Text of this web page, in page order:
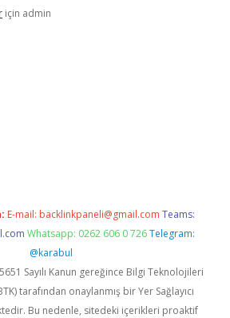
için admin
E-mail: backlinkpaneli@gmail.com Teams:
Whatsapp: 0262 606 0 726 Telegram:
@karabul
Sayılı Kanun gereğince Bilgi Teknolojileri
tarafından onaylanmış bir Yer Sağlayıcı
Bu nedenle, sitedeki içerikleri proaktif